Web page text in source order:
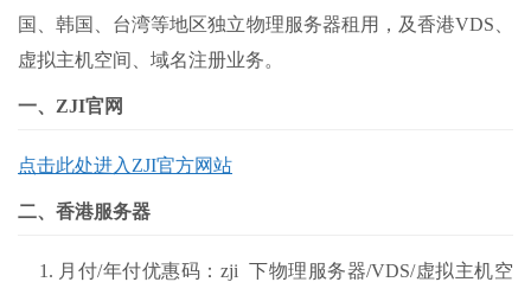
国、韩国、台湾等地区独立物理服务器租用，及香港VDS、
虚拟主机空间、域名注册业务。
一、ZJI官网
点击此处进入ZJI官方网站
二、香港服务器
月付/年付优惠码：zji 下物理服务器/VDS/虚拟主机空